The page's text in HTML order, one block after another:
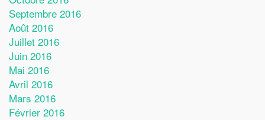
Septembre 2016
Août 2016
Juillet 2016
Juin 2016
Mai 2016
Avril 2016
Mars 2016
Février 2016